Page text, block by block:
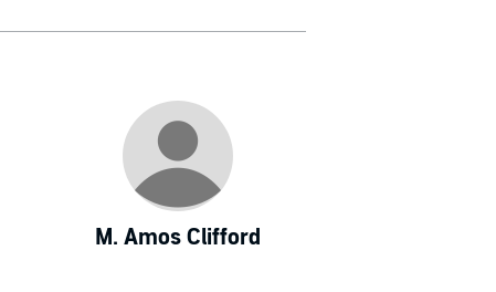
M. Amos Clifford